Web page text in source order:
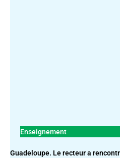
Enseignement
Guadeloupe. Le recteur a